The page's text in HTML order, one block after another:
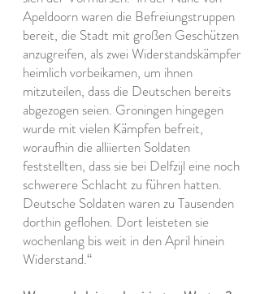
Apeldoorn waren die Befreiungstruppen
bereit, die Stadt mit großen Geschützen
anzugreifen, als zwei Widerstandskämpfer
heimlich vorbeikamen, um ihnen
mitzuteilen, dass die Deutschen bereits
abgezogen seien. Groningen hingegen
wurde mit vielen Kämpfen befreit,
woraufhin die alliierten Soldaten
feststellten, dass sie bei Delfzijl eine noch
schwerere Schlacht zu führen hatten.
Deutsche Soldaten waren zu Tausenden
dorthin geflohen. Dort leisteten sie
wochenlang bis weit in den April hinein
Widerstand.“